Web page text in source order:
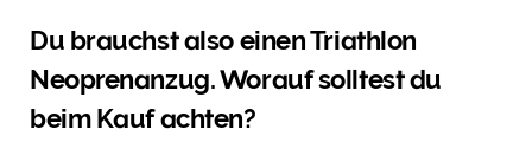
Du brauchst also einen Triathlon
Neoprenanzug. Worauf solltest du
beim Kauf achten?